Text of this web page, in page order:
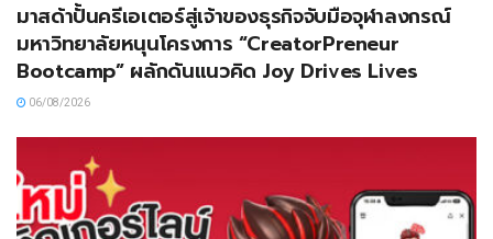
มาสด้าปั้นครีเอเตอร์สู่เจ้าของธุรกิจจับมือจุฬาลงกรณ์
มหาวิทยาลัยหนุนโครงการ “CreatorPreneur
Bootcamp” ผลักดันแนวคิด Joy Drives Lives
06/08/2026